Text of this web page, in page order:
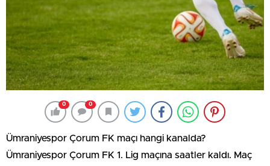
0 0
Ümraniyespor Çorum FK maçı hangi kanalda?
Ümraniyespor Çorum FK 1. Lig maçına saatler kaldı. Maç